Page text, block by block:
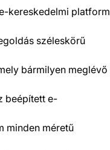
kereskedelmi platform
széleskörű
bármilyen meglévő
beépített e-
minden méretű